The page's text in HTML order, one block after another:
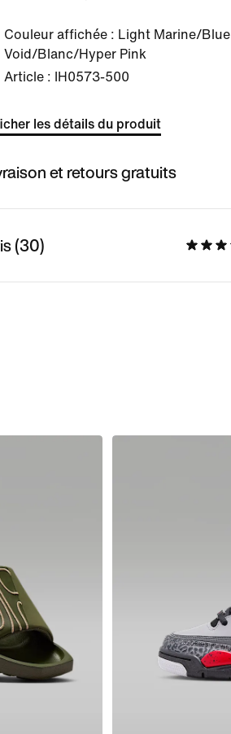
Couleur affichée : Light Marine/Blue
Void/Blanc/Hyper Pink
Article :
IH0573-500
les détails du produit
et retours gratuits
(30)